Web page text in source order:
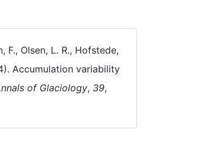
F., Olsen, L. R., Hofstede,
Accumulation variability
of Glaciology, 39,